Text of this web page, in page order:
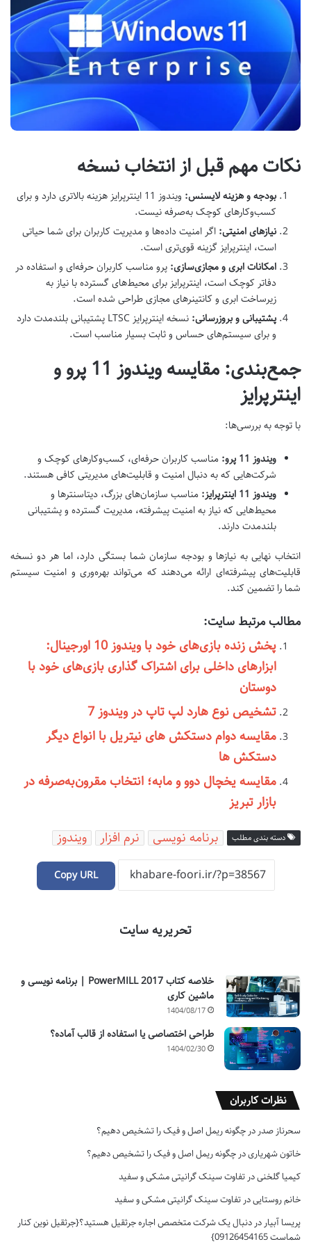
نکات مهم قبل از انتخاب نسخه
بودجه و هزینه لایسنس:
ویندوز 11 اینترپرایز هزینه بالاتری دارد و برای
کسب‌وکارهای کوچک به‌صرفه نیست.
نیازهای امنیتی: اگر امنیت داده‌ها و مدیریت کاربران برای شما حیاتی
است، اینترپرایز گزینه قوی‌تری است.
امکانات ابری و مجازی‌سازی: پرو مناسب کاربران حرفه‌ای و استفاده در
دفاتر کوچک است، اینترپرایز برای محیط‌های گسترده با نیاز به
زیرساخت ابری و کانتینرهای مجازی طراحی شده است.
پشتیبانی و بروزرسانی: نسخه اینترپرایز
پشتیبانی بلندمدت دارد
و برای سیستم‌های حساس و ثابت بسیار مناسب است.
جمع‌بندی: مقایسه ویندوز 11 پرو و
اینترپرایز
با توجه به بررسی‌ها:
ویندوز 11 پرو : مناسب کاربران حرفه‌ای، کسب‌وکارهای کوچک و
شرکت‌هایی که به دنبال امنیت و قابلیت‌های مدیریتی کافی هستند.
ویندوز 11 اینترپرایز
: مناسب سازمان‌های بزرگ، دیتاسنترها و
محیط‌هایی که نیاز به امنیت پیشرفته، مدیریت گسترده و پشتیبانی
بلندمدت دارند.
انتخاب نهایی به نیازها و بودجه سازمان شما بستگی دارد، اما هر دو نسخه
قابلیت‌های پیشرفته‌ای ارائه می‌دهند که می‌تواند بهره‌وری و امنیت سیستم
شما را تضمین کند.
مطالب مرتبط سایت:
پخش زنده بازی‌های خود با ویندوز 10 اورجینال:
ابزارهای داخلی برای اشتراک گذاری بازی‌های خود با
دوستان
تشخیص نوع هارد لپ تاپ در ویندوز 7
مقایسه دوام دستکش های نیتریل با انواع دیگر
دستکش ها
مقایسه یخچال دوو و مابه؛ انتخاب مقرون‌به‌صرفه در
بازار تبریز
دسته بندی مطلب برنامه نویسی نرم افزار ویندوز
Copy URL
تحریریه سایت
خلاصه کتاب PowerMILL 2017 | برنامه نویسی و
ماشین کاری
1404/08/17
طراحی اختصاصی یا استفاده از قالب آماده؟
1404/02/30
نظرات کاربران
سحرناز صدر در چگونه ریمل اصل و فیک را تشخیص دهیم؟
خاتون شهریاریدر چگونه ریمل اصل و فیک را تشخیص دهیم؟
کیمیا گلخنیدر تفاوت سینک گرانیتی مشکی و سفید
خانم روستاییدر تفاوت سینک گرانیتی مشکی و سفید
پریسا آبیار در دنبال یک شرکت متخصص اجاره جرثقیل هستید؟{جرثقیل نوین کنار
شماست 09126454165}